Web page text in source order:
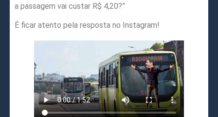
a passagem vai custar R$ 4,20?”
É ficar atento pela resposta no Instagram!